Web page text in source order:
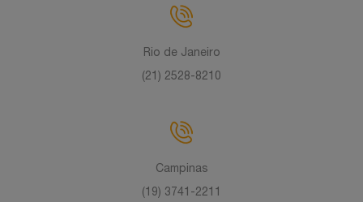
Rio de Janeiro
(21) 2528-8210
Campinas
(19) 3741-2211